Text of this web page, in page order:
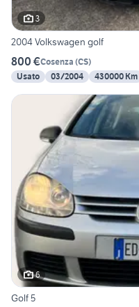
3
2004 Volkswagen golf
800 €Cosenza (CS)
Usato
03/2004 430000 Km
6
Golf 5